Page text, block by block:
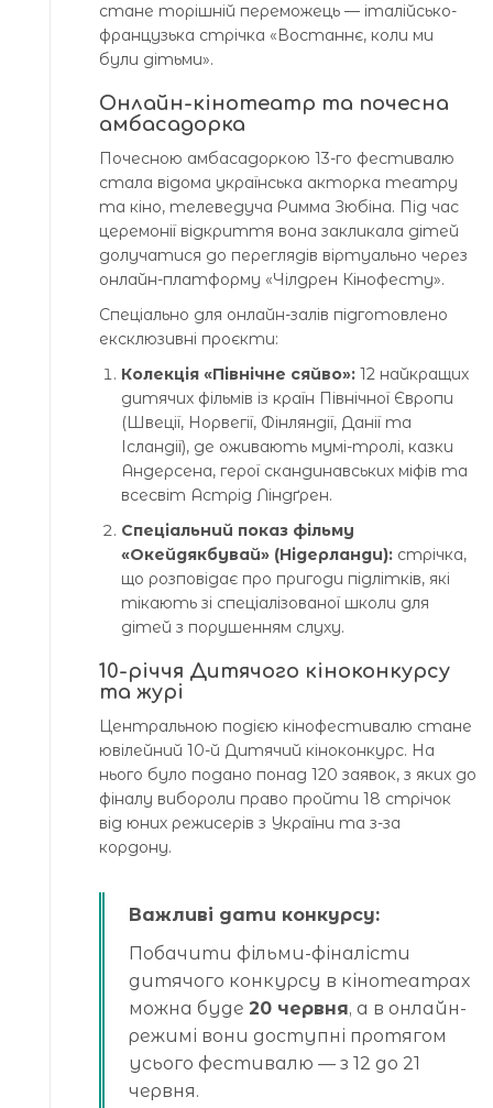
стане торішній переможець — італійсько-
французька стрічка «Востаннє, коли ми
були дітьми».
Онлайн-кінотеатр та почесна
амбасадорка
Почесною амбасадоркою 13-го фестивалю
стала відома українська акторка театру
та кіно, телеведуча Римма Зюбіна. Під час
церемонії відкриття вона закликала дітей
долучатися до переглядів віртуально через
онлайн-платформу «Чілдрен Кінофесту».
Спеціально для онлайн-залів підготовлено
ексклюзивні проєкти:
Колекція «Північне сяйво»: 12 найкращих
дитячих фільмів із країн Північної Європи
(Швеції, Норвегії, Фінляндії, Данії та
Ісландії), де оживають мумі-тролі, казки
Андерсена, герої скандинавських міфів та
всесвіт Астрід Ліндґрен.
Спеціальний показ фільму
«Окейдякбувай» (Нідерланди): стрічка,
що розповідає про пригоди підлітків, які
тікають зі спеціалізованої школи для
дітей з порушенням слуху.
10-річчя Дитячого кіноконкурсу
та журі
Центральною подією кінофестивалю стане
ювілейний 10-й Дитячий кіноконкурс. На
нього було подано понад 120 заявок, з яких до
фіналу вибороли право пройти 18 стрічок
від юних режисерів з України та з-за
кордону.
Важливі дати конкурсу:
Побачити фільми-фіналісти
дитячого конкурсу в кінотеатрах
можна буде 20 червня, а в онлайн-
режимі вони доступні протягом
усього фестивалю — з 12 до 21
червня.